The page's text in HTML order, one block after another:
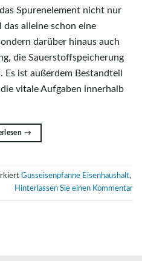
Spurenelement nicht nur
alleine schon eine
darüber hinaus auch
die Sauerstoffspeicherung
ist außerdem Bestandteil
vitale Aufgaben innerhalb
→
Gusseisenpfanne Eisenhaushalt,
Hinterlassen Sie einen Kommentar